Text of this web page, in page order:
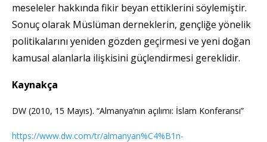
meseleler hakkında fikir beyan ettiklerini söylemiştir.
Sonuç olarak Müslüman derneklerin, gençliğe yönelik
politikalarını yeniden gözden geçirmesi ve yeni doğan
kamusal alanlarla ilişkisini güçlendirmesi gereklidir.
Kaynakça
DW (2010, 15 Mayıs). “Almanya’nın açılımı: İslam Konferansı”
https://www.dw.com/tr/almanyan%C4%B1n-